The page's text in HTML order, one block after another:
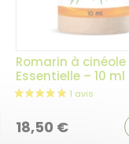
Romarin à cinéole
Essentielle – 10 ml
18,50 €